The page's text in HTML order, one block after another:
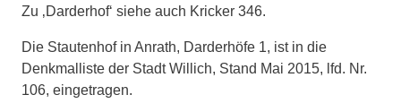
Zu ‚Darderhof‘ siehe auch Kricker 346.
Die Stautenhof in Anrath, Darderhöfe 1, ist in die
Denkmalliste der Stadt Willich, Stand Mai 2015, lfd. Nr.
106, eingetragen.